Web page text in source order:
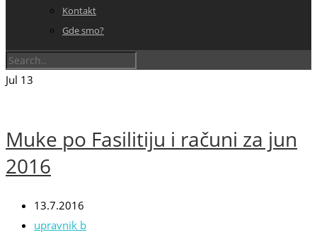
Kontakt
Gde smo?
Jul 13
Muke po Fasilitiju i računi za jun
2016
13.7.2016
upravnik b